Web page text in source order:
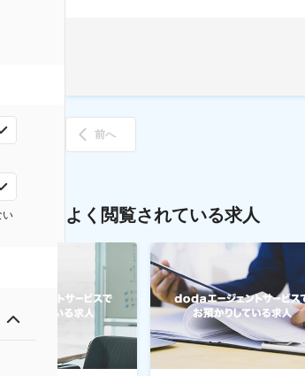
い
前へ
よく閲覧されている求人